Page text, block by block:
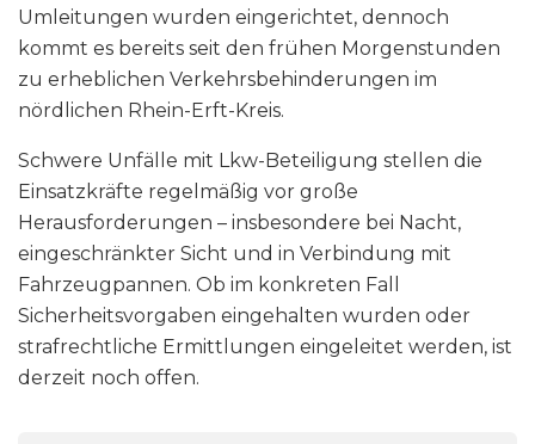
Umleitungen wurden eingerichtet, dennoch
kommt es bereits seit den frühen Morgenstunden
zu erheblichen Verkehrsbehinderungen im
nördlichen Rhein-Erft-Kreis.
Schwere Unfälle mit Lkw-Beteiligung stellen die
Einsatzkräfte regelmäßig vor große
Herausforderungen – insbesondere bei Nacht,
eingeschränkter Sicht und in Verbindung mit
Fahrzeugpannen. Ob im konkreten Fall
Sicherheitsvorgaben eingehalten wurden oder
strafrechtliche Ermittlungen eingeleitet werden, ist
derzeit noch offen.